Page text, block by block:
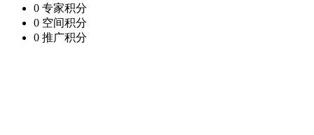
0 专家积分
0 空间积分
0 推广积分